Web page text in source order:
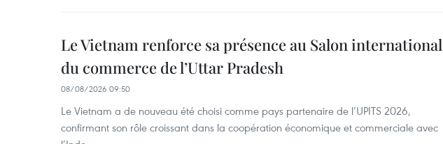
Le Vietnam renforce sa présence au Salon international
du commerce de l’Uttar Pradesh
08/08/2026 09:50
Le Vietnam a de nouveau été choisi comme pays partenaire de l’UPITS 2026,
confirmant son rôle croissant dans la coopération économique et commerciale avec